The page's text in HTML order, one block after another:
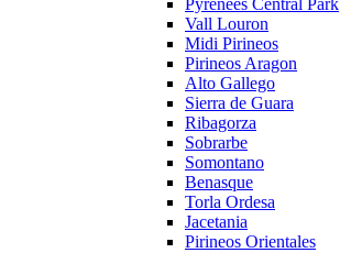
Pyrenees Central Park
Vall Louron
Midi Pirineos
Pirineos Aragon
Alto Gallego
Sierra de Guara
Ribagorza
Sobrarbe
Somontano
Benasque
Torla Ordesa
Jacetania
Pirineos Orientales